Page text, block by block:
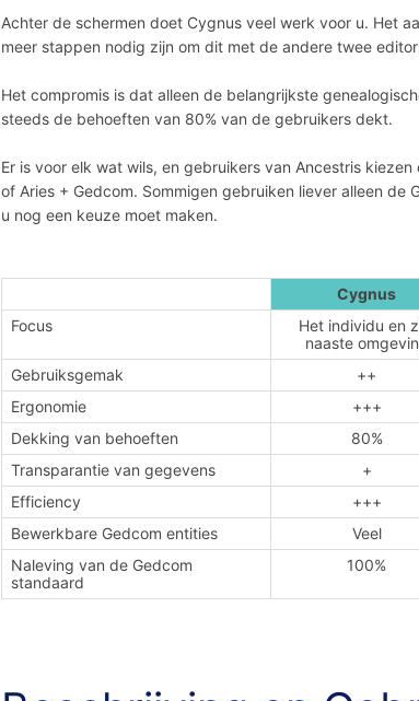
Achter de schermen doet Cygnus veel werk voor u. Het
meer stappen nodig zijn om dit met de andere twee
Het compromis is dat alleen de belangrijkste
steeds de behoeften van 80% van de gebruikers dekt.
Er is voor elk wat wils, en gebruikers van Ancestris
of Aries + Gedcom. Sommigen gebruiken liever alleen
u nog een keuze moet maken.
Cygnus
Focus
Het individu en
naaste
Gebruiksgemak
++
Ergonomie
+++
Dekking van behoeften
80%
Transparantie van gegevens
+
Efficiency
+++
Bewerkbare Gedcom entities
Veel
Naleving van de Gedcom
standaard
100%